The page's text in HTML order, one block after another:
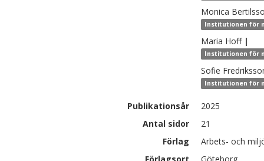
Monica
Institutionen för
Maria Hoff |
Institutionen för
Sofie
Institutionen för
Publikationsår
2025
Antal sidor
21
Förlag
Arbets- och